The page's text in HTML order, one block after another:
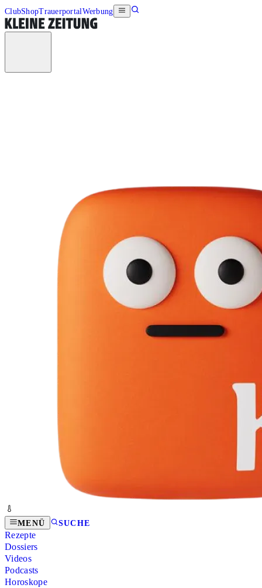
ClubShopTrauerportalWerbung
MENÜ SUCHE
Rezepte
Dossiers
Videos
Podcasts
Horoskope